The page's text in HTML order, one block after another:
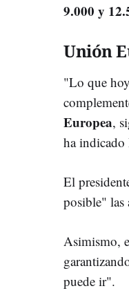
9.000 y
Unión
"Lo que
Europea,
ha
El
posible" las
Asimismo,
puede ir".